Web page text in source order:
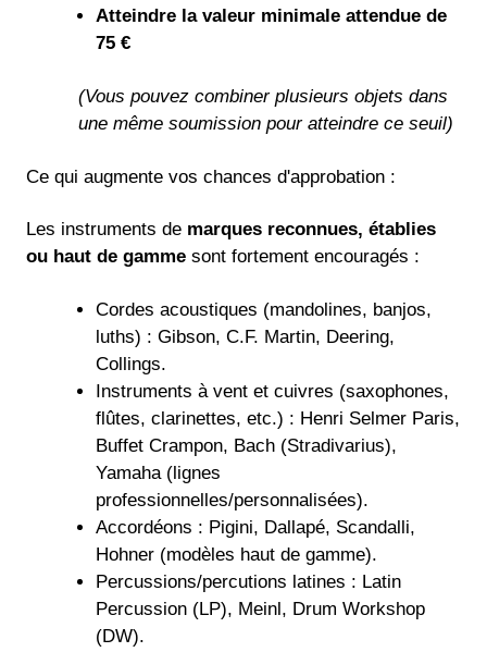
Atteindre la valeur minimale attendue de
75 €
(Vous pouvez combiner plusieurs objets dans
une même soumission pour atteindre ce seuil)
Ce qui augmente vos chances d'approbation :
Les instruments de marques reconnues, établies
ou haut de gamme sont fortement encouragés :
Cordes acoustiques (mandolines, banjos,
luths) : Gibson, C.F. Martin, Deering,
Collings.
Instruments à vent et cuivres (saxophones,
flûtes, clarinettes, etc.) : Henri Selmer Paris,
Buffet Crampon, Bach (Stradivarius),
Yamaha (lignes
professionnelles/personnalisées).
Accordéons : Pigini, Dallapé, Scandalli,
Hohner (modèles haut de gamme).
Percussions/percutions latines : Latin
Percussion (LP), Meinl, Drum Workshop
(DW).